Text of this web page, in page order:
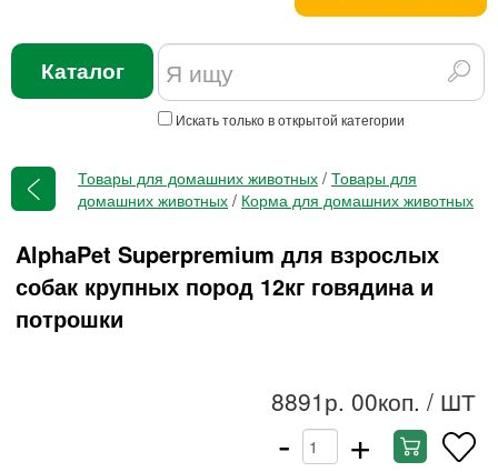
Каталог
Искать только в открытой категории
Товары для домашних животных / Товары для
домашних животных / Корма для домашних животных
AlphaPet Superpremium для взрослых
собак крупных пород 12кг говядина и
потрошки
8891р. 00коп. / ШТ
- +